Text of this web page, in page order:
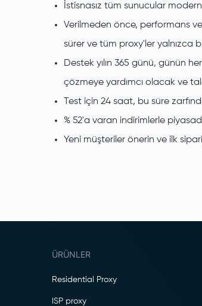
İstisnasız tüm sunucular
Verilmeden önce, performans
sürer ve tüm proxy'ler yalnızca
Destek yılın 365 günü, günün
çözmeye yardımcı olacak ve
Test için 24 saat, bu süre
% 52'a varan indirimlerle
Yeni müşteriler önerin ve ilk
ÜRÜNLER
Residential Proxy
ISP proxy